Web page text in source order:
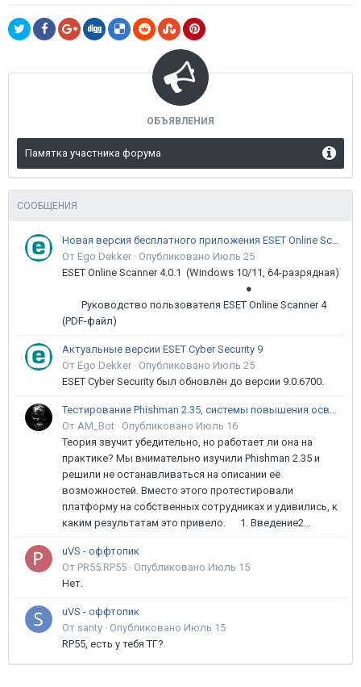
ОБЪЯВЛЕНИЯ
Памятка участника форума
СООБЩЕНИЯ
Новая версия бесплатного приложения ESET Online Scanner доступна пользователям
От Ego Dekker · Опубликовано Июль 25
ESET Online Scanner 4.0.1 (Windows 10/11, 64-разрядная)
●
Руководство пользователя ESET Online Scanner 4
(PDF-файл)
Актуальные версии ESET Cyber Security 9
От Ego Dekker · Опубликовано Июль 25
ESET Cyber Security был обновлён до версии 9.0.6700.
Тестирование Phishman 2.35, системы повышения осведомлённости пользователей в сфере ИБ
От AM_Bot · Опубликовано Июль 16
Теория звучит убедительно, но работает ли она на
практике? Мы внимательно изучили Phishman 2.35 и
решили не останавливаться на описании её
возможностей. Вместо этого протестировали
платформу на собственных сотрудниках и удивились, к
каким результатам это привело. 1. Введение2...
uVS - оффтопик
От PR55.RP55 · Опубликовано Июль 15
Нет.
uVS - оффтопик
От santy · Опубликовано Июль 15
RP55, есть у тебя ТГ?